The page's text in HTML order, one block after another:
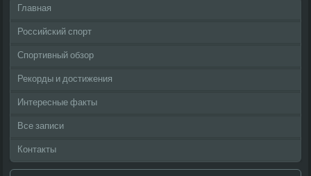
Главная
Российский спорт
Спортивный обзор
Рекорды и достижения
Интересные факты
Все записи
Контакты